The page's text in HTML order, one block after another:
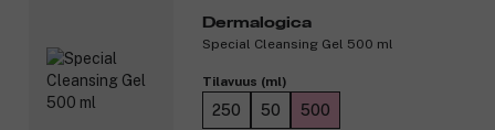
Dermalogica
Special Cleansing Gel 500 ml
Tilavuus (ml)
250 50 500